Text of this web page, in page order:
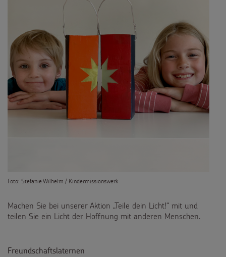
Foto: Stefanie Wilhelm / Kindermissionswerk
Machen Sie bei unserer Aktion „Teile dein Licht!“ mit und
teilen Sie ein Licht der Hoffnung mit anderen Menschen.
Freundschaftslaternen